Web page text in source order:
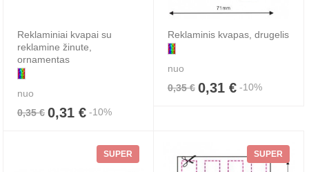
Reklaminiai kvapai su
reklamine žinute,
ornamentas
nuo
0,35 € 0,31 € -10%
Reklaminis kvapas, drugelis
nuo
0,35 € 0,31 € -10%
SUPER SUPER